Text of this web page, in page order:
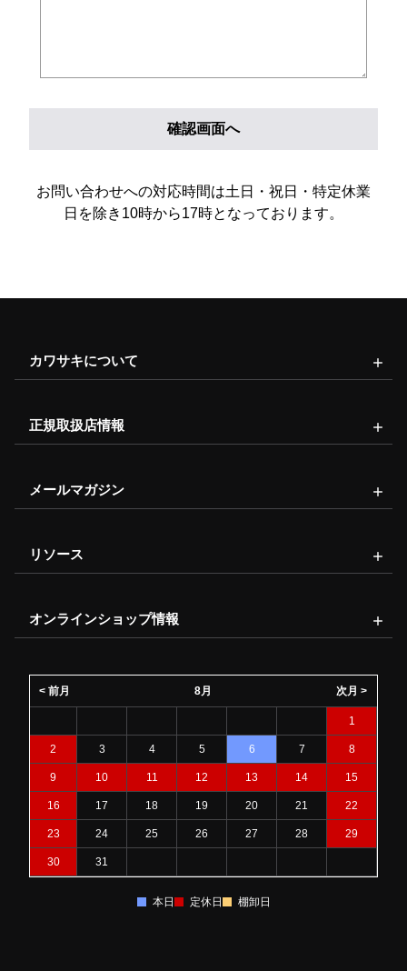
お問い合わせへの対応時間は土日・祝日・特定休業
日を除き10時から17時となっております。
カワサキについて
正規取扱店情報
メールマガジン
リソース
オンラインショップ情報
8月
< 前月 次月 >
1
2 3 4 5 6 7 8
9 10 11 12 13 14 15
16 17 18 19 20 21 22
23 24 25 26 27 28 29
30 31
本日 定休日 棚卸日